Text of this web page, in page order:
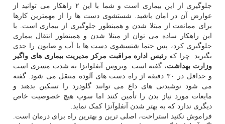
جلوگیری از این بیماری است و شما با این ۲ راهکار می توانید از
عوارض آن در امان باشید. شستشوی دست ها را از مهمترین کارها
برای ممانعت از مبتلا شدن و همینطور جلوگیری از بیماری است. با
این راهکار ساده می توان از مبتلا شدن و همینطور انتقال بیماری
جلوگیری کرد، پس حتما شتسشوی دست ها با آب و صابون را جدی
بگیرید. چرا که رئیس اداره مراقبت مرکز مدیریت بیماری های واگیر
وزارت بهداشت، گفته است: ویروس آنفلوانزا به شدت مسری است
و حداقل در ۳۰ دقیقه از راه دست های آلوده منتقل می شود. گفته
می شود نوشیدنی های داغ می توانند گلودرد را تسکین بدهند و
مایعات مورد نیاز بدن را تأمین کنند اما سوپ هیچ خصوصیت خاص
دیگری ندارد که به بهتر شدن آنفلوآنزا کمک نماید.
فراموش نکنید استراحت، اصلی ترین و بهترین راه برای درمان است.